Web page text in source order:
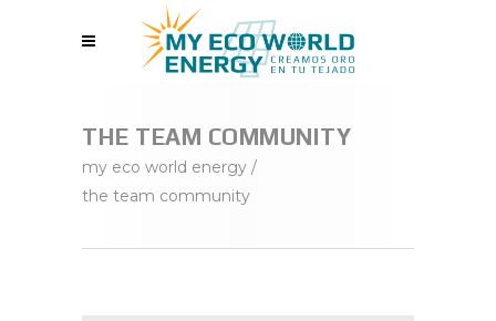
THE TEAM COMMUNITY
my eco world energy /
the team community